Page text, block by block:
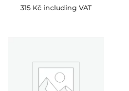
315 Kč including VAT